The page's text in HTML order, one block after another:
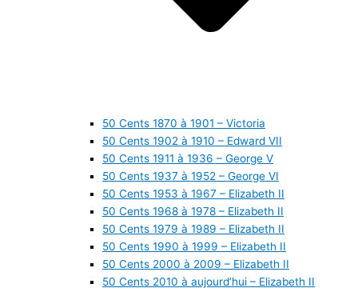
50 Cents 1870 à 1901 – Victoria
50 Cents 1902 à 1910 – Edward VII
50 Cents 1911 à 1936 – George V
50 Cents 1937 à 1952 – George VI
50 Cents 1953 à 1967 – Elizabeth II
50 Cents 1968 à 1978 – Elizabeth II
50 Cents 1979 à 1989 – Elizabeth II
50 Cents 1990 à 1999 – Elizabeth II
50 Cents 2000 à 2009 – Elizabeth II
50 Cents 2010 à aujourd’hui – Elizabeth II